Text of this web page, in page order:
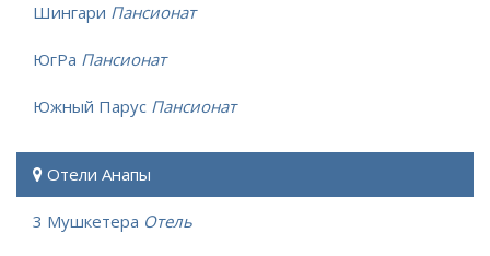
Шингари Пансионат
ЮгРа Пансионат
Южный Парус Пансионат
Отели Анапы
3 Мушкетера Отель